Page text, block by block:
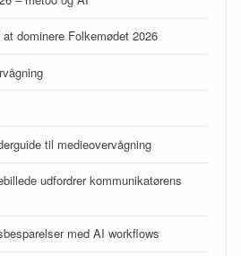
dominere Folkemødet 2026
til medieovervågning
udfordrer kommunikatørens
med AI workflows